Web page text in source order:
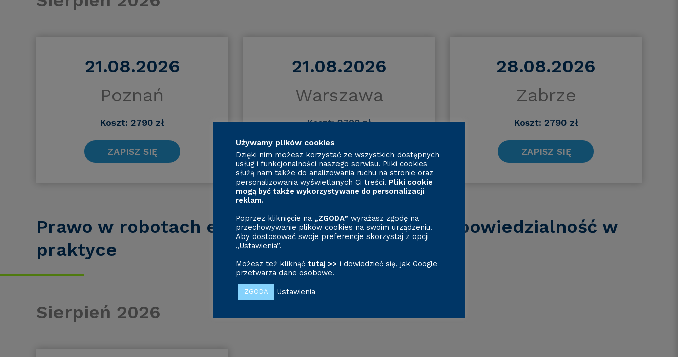
21.08.2026
Poznań
Koszt: 2790 zł
ZAPISZ SIĘ
21.08.2026
Warszawa
Koszt: 2790 zł
ZAPISZ SIĘ
28.08.2026
Zabrze
Koszt: 2790 zł
ZAPISZ SIĘ
Prawo w robotach elektrycznych - umowy i odpowiedzialność w
praktyce
Sierpień 2026
Używamy plików cookies
Dzięki nim możesz korzystać ze wszystkich dostępnych
usług i funkcjonalności naszego serwisu. Pliki cookies
służą nam także do analizowania ruchu na stronie oraz
personalizowania wyświetlanych Ci treści. Pliki cookie
mogą być także wykorzystywane do personalizacji
reklam.
Poprzez kliknięcie na „ZGODA” wyrażasz zgodę na
przechowywanie plików cookies na swoim urządzeniu.
Aby dostosować swoje preferencje skorzystaj z opcji
„Ustawienia”.
Możesz też kliknąć tutaj >> i dowiedzieć się, jak Google
przetwarza dane osobowe.
ZGODA Ustawienia